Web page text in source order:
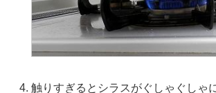
触りすぎるとシラスがぐしゃぐしゃ